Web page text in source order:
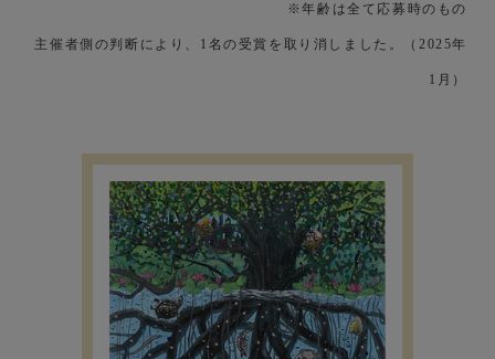
※年齢は全て応募時のもの
主催者側の判断により、1名の受賞を取り消しました。（2025年
1月）